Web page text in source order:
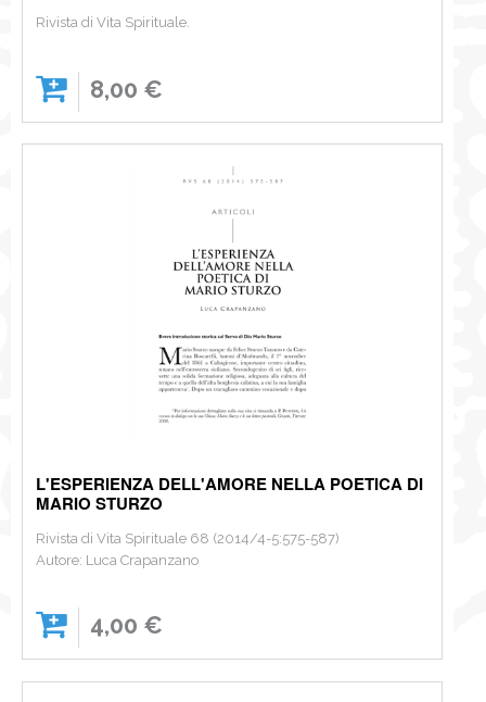
Rivista di Vita Spirituale.
8,00 €
L'ESPERIENZA DELL'AMORE NELLA POETICA DI
MARIO STURZO
Rivista di Vita Spirituale 68 (2014/4-5:575-587)
Autore: Luca Crapanzano
4,00 €